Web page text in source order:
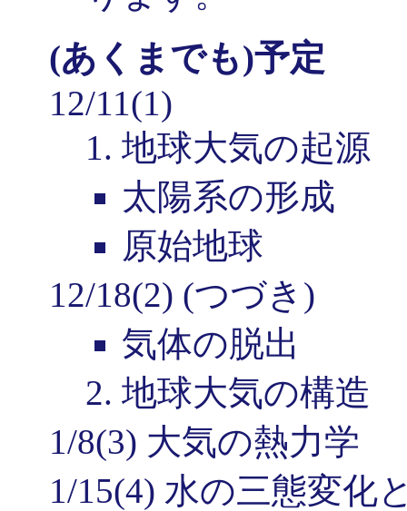
(あくまでも)予定
12/11(1)
1. 地球大気の起源
太陽系の形成
原始地球
12/18(2) (つづき)
気体の脱出
2. 地球大気の構造
1/8(3) 大気の熱力学
1/15(4) 水の三態変化